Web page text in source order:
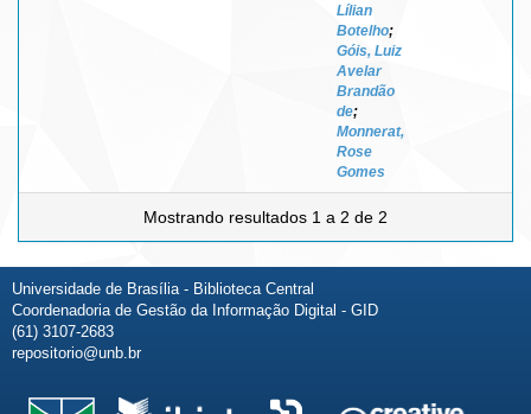
Lílian
Botelho;
Góis, Luiz
Avelar
Brandão
de;
Monnerat,
Rose
Gomes
Mostrando resultados 1 a 2 de 2
Universidade de Brasília - Biblioteca Central
Coordenadoria de Gestão da Informação Digital - GID
(61) 3107-2683
repositorio@unb.br